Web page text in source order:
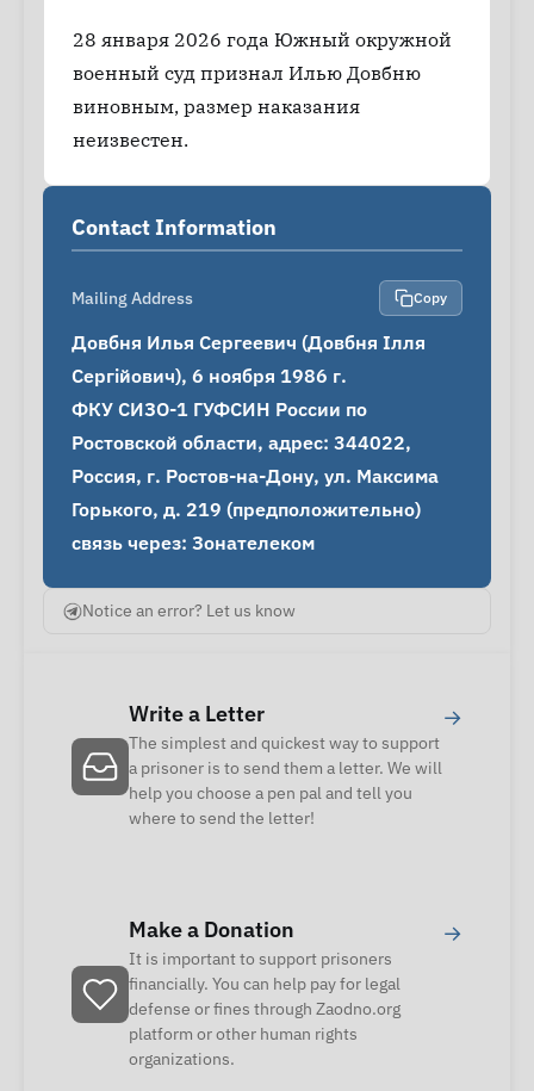
28 января 2026 года Южный окружной
военный суд признал Илью Довбню
виновным, размер наказания
неизвестен.
Contact Information
Mailing Address Copy
Довбня Илья Сергеевич (Довбня Ілля
Сергійович), 6 ноября 1986 г.
ФКУ СИЗО-1 ГУФСИН России по
Ростовской области, адрес: 344022,
Россия, г. Ростов-на-Дону, ул. Максима
Горького, д. 219 (предположительно)
связь через: Зонателеком
Notice an error? Let us know
Write a Letter
The simplest and quickest way to support
a prisoner is to send them a letter. We will
help you choose a pen pal and tell you
where to send the letter!
→
Make a Donation
It is important to support prisoners
financially. You can help pay for legal
defense or fines through Zaodno.org
platform or other human rights
organizations.
→